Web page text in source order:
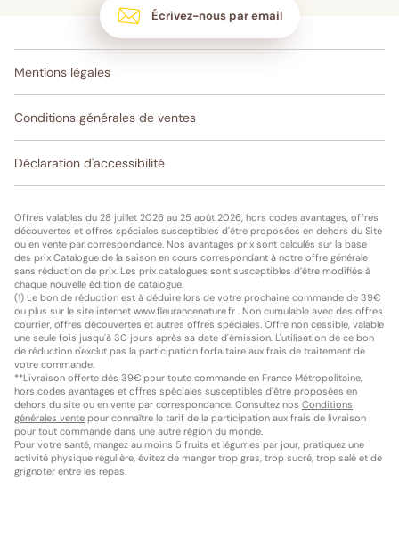
Écrivez-nous par email
Mentions légales
Conditions générales de ventes
Déclaration d'accessibilité
Offres valables du 28 juillet 2026 au 25 août 2026, hors codes avantages, offres
découvertes et offres spéciales susceptibles d'être proposées en dehors du Site
ou en vente par correspondance. Nos avantages prix sont calculés sur la base
des prix Catalogue de la saison en cours correspondant à notre offre générale
sans réduction de prix. Les prix catalogues sont susceptibles d’être modifiés à
chaque nouvelle édition de catalogue.
(1) Le bon de réduction est à déduire lors de votre prochaine commande de 39€
ou plus sur le site internet www.fleurancenature.fr . Non cumulable avec des offres
courrier, offres découvertes et autres offres spéciales. Offre non cessible, valable
une seule fois jusqu'à 30 jours après sa date d'émission. L'utilisation de ce bon
de réduction n'exclut pas la participation forfaitaire aux frais de traitement de
votre commande.
**Livraison offerte dès 39€ pour toute commande en France Métropolitaine,
hors codes avantages et offres spéciales susceptibles d'être proposées en
dehors du site ou en vente par correspondance. Consultez nos Conditions
générales vente pour connaître le tarif de la participation aux frais de livraison
pour tout commande dans une autre région du monde.
Pour votre santé, mangez au moins 5 fruits et légumes par jour, pratiquez une
activité physique régulière, évitez de manger trop gras, trop sucré, trop salé et de
grignoter entre les repas.